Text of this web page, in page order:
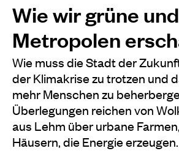
Wie wir grüne
Metropolen
Wie muss die Stadt der
der Klimakrise zu trotzen und
mehr Menschen zu
Überlegungen reichen von
aus Lehm über urbane
Häusern, die Energie erzeugen.